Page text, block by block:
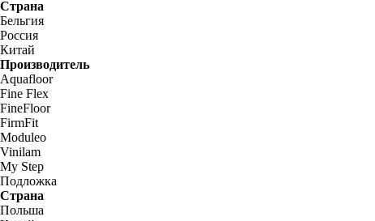
Страна
Бельгия
Россия
Китай
Производитель
Aquafloor
Fine Flex
FineFloor
FirmFit
Moduleo
Vinilam
My Step
Подложка
Страна
Польша